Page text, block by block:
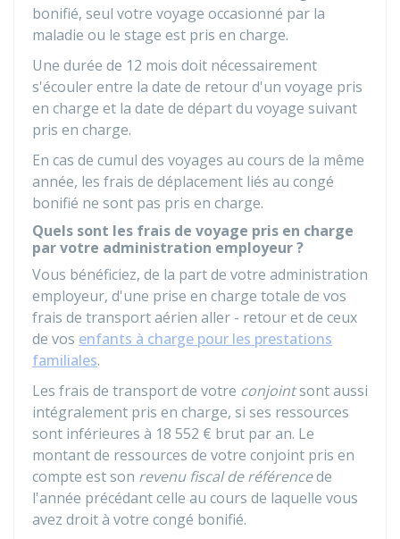
bonifié, seul votre voyage occasionné par la
maladie ou le stage est pris en charge.
Une durée de 12 mois doit nécessairement
s'écouler entre la date de retour d'un voyage pris
en charge et la date de départ du voyage suivant
pris en charge.
En cas de cumul des voyages au cours de la même
année, les frais de déplacement liés au congé
bonifié ne sont pas pris en charge.
Quels sont les frais de voyage pris en charge
par votre administration employeur ?
Vous bénéficiez, de la part de votre administration
employeur, d'une prise en charge totale de vos
frais de transport aérien aller - retour et de ceux
de vos enfants à charge pour les prestations
familiales.
Les frais de transport de votre conjointsont aussi
intégralement pris en charge, si ses ressources
sont inférieures à 18 552 € brut par an. Le
montant de ressources de votre conjoint pris en
compte est son revenu fiscal de référencede
l'année précédant celle au cours de laquelle vous
avez droit à votre congé bonifié.